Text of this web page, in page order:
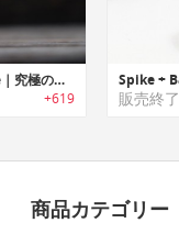
Banbit Titanium Knife｜究極のチタン製キーチェーンナイフ「バンディッド」
+619 販売終了
商品カテゴリー